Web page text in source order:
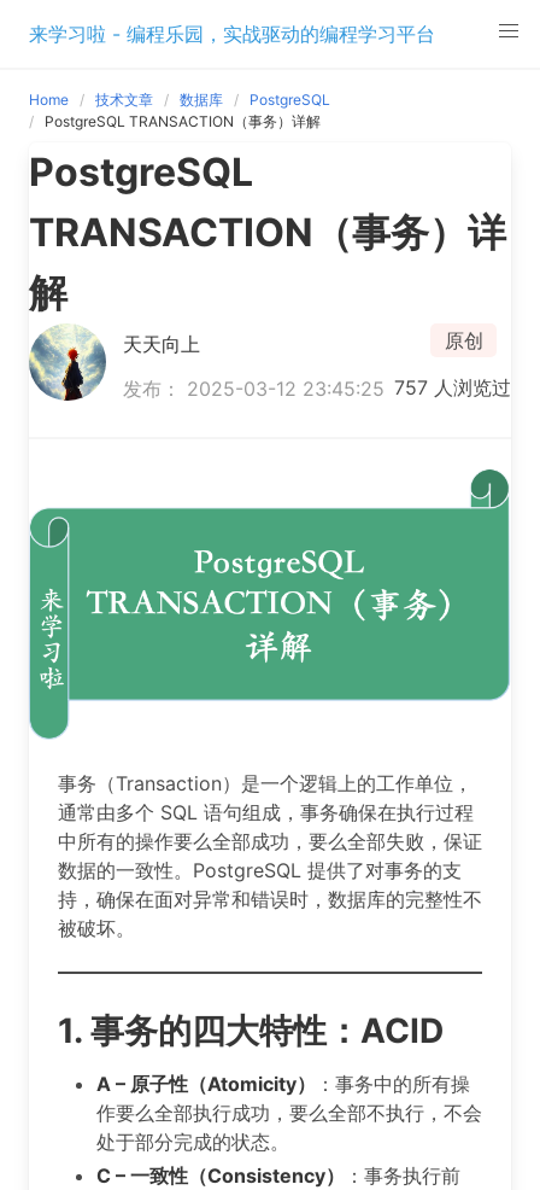
来学习啦 - 编程乐园，实战驱动的编程学习平台
Home 技术文章 数据库
PostgreSQL
PostgreSQL TRANSACTION（事务）详解
PostgreSQL
TRANSACTION（事务）详
解
天天向上
发布： 2025-03-12 23:45:25
原创
757 人浏览过
事务（Transaction）是一个逻辑上的工作单位，
通常由多个 SQL 语句组成，事务确保在执行过程
中所有的操作要么全部成功，要么全部失败，保证
数据的一致性。PostgreSQL 提供了对事务的支
持，确保在面对异常和错误时，数据库的完整性不
被破坏。
1. 事务的四大特性：ACID
A – 原子性（Atomicity）
：事务中的所有操
作要么全部执行成功，要么全部不执行，不会
处于部分完成的状态。
C – 一致性（Consistency）
：事务执行前